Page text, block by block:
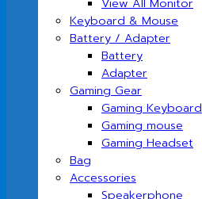
Keyboard & Mouse
Battery / Adapter
Battery
Adapter
Gaming Gear
Gaming Keyboard
Gaming mouse
Gaming Headset
Bag
Accessories
Speakerphone